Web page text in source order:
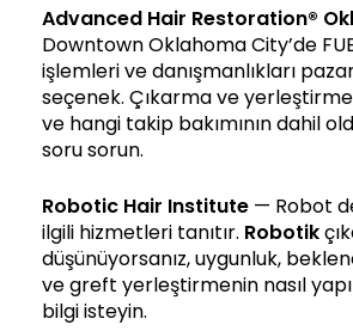
Advanced Hair Restoration®
Downtown Oklahoma City’de
işlemleri ve danışmanlıkları
seçenek. Çıkarma ve
ve hangi takip bakımının dahil
soru sorun.
Robotic Hair Institute — Robot
ilgili hizmetleri tanıtır. Robotik
düşünüyorsanız, uygunluk,
ve greft yerleştirmenin nasıl
bilgi isteyin.